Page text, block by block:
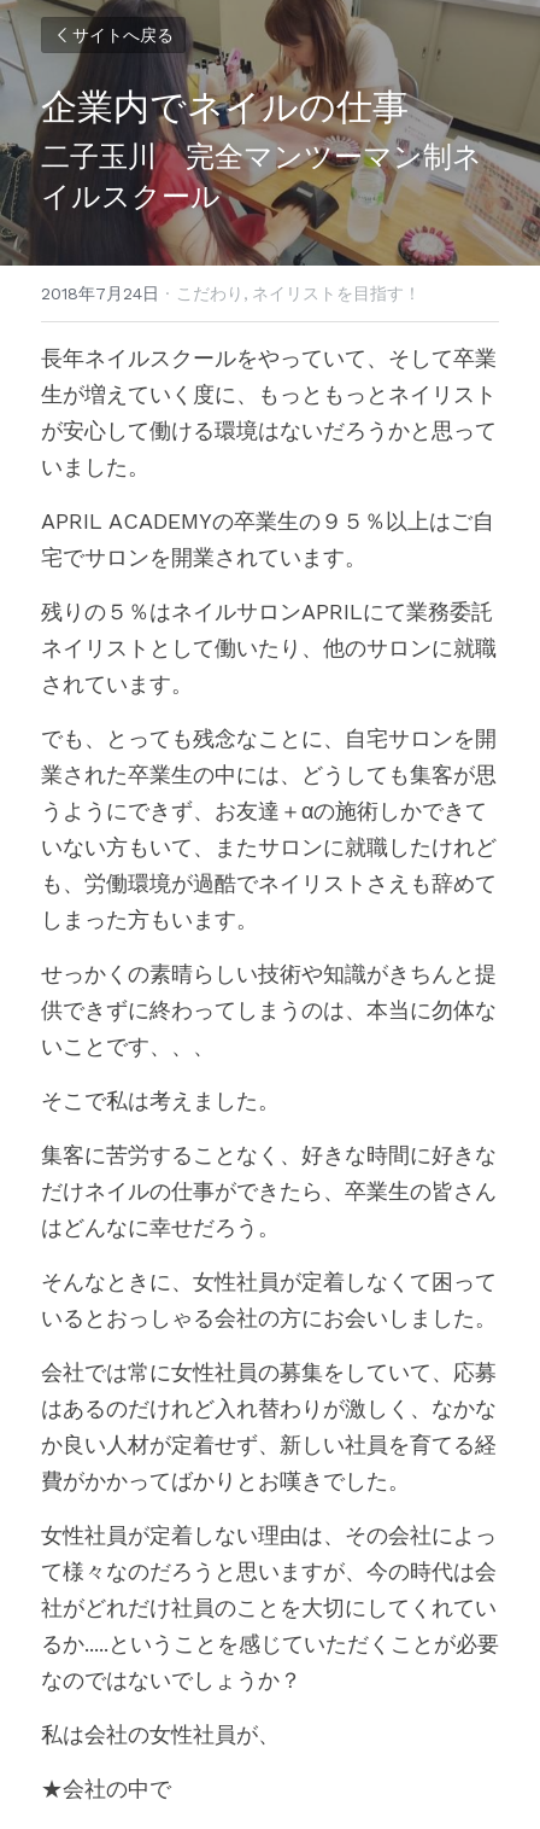
サイトへ戻る
企業内でネイルの仕事
二子玉川　完全マンツーマン制ネ
イルスクール
2018年7月24日 · こだわり, ネイリストを目指す！
長年ネイルスクールをやっていて、そして卒業
生が増えていく度に、もっともっとネイリスト
が安心して働ける環境はないだろうかと思って
いました。
APRIL ACADEMYの卒業生の９５％以上はご自
宅でサロンを開業されています。
残りの５％はネイルサロンAPRILにて業務委託
ネイリストとして働いたり、他のサロンに就職
されています。
でも、とっても残念なことに、自宅サロンを開
業された卒業生の中には、どうしても集客が思
うようにできず、お友達＋αの施術しかできて
いない方もいて、またサロンに就職したけれど
も、労働環境が過酷でネイリストさえも辞めて
しまった方もいます。
せっかくの素晴らしい技術や知識がきちんと提
供できずに終わってしまうのは、本当に勿体な
いことです、、、
そこで私は考えました。
集客に苦労することなく、好きな時間に好きな
だけネイルの仕事ができたら、卒業生の皆さん
はどんなに幸せだろう。
そんなときに、女性社員が定着しなくて困って
いるとおっしゃる会社の方にお会いしました。
会社では常に女性社員の募集をしていて、応募
はあるのだけれど入れ替わりが激しく、なかな
か良い人材が定着せず、新しい社員を育てる経
費がかかってばかりとお嘆きでした。
女性社員が定着しない理由は、その会社によっ
て様々なのだろうと思いますが、今の時代は会
社がどれだけ社員のことを大切にしてくれてい
るか.....ということを感じていただくことが必要
なのではないでしょうか？
私は会社の女性社員が、
★会社の中で